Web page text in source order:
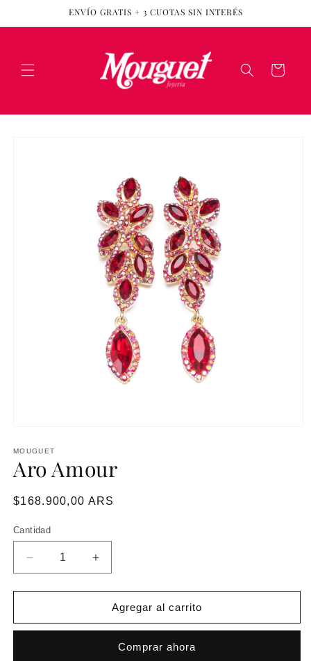
directamente
al contenido
ENVÍO GRATIS + 3 CUOTAS SIN INTERÉS
Carrito
MOUGUET
Aro Amour
Precio
$168.900,00 ARS
Cantidad
Reducir
cantidad
para
Amour
Aumentar
cantidad
para
Aro
Amour
Agregar al carrito
Comprar ahora